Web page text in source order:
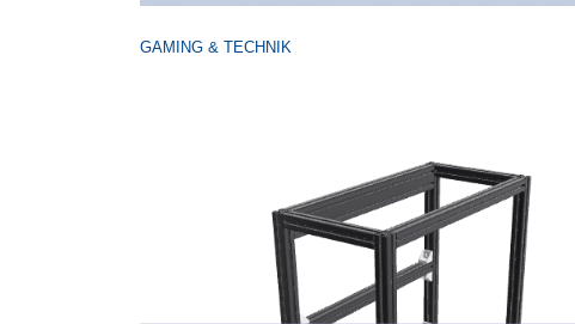
GAMING & TECHNIK